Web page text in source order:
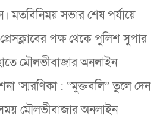
মতবিনিময় সভার শেষ পর্যায়ে
পক্ষ থেকে পুলিশ সুপার
মৌলভীবাজার অনলাইন
‘স্মরণিকা : “মুক্তবলি” তুলে দেন
মৌলভীবাজার অনলাইন